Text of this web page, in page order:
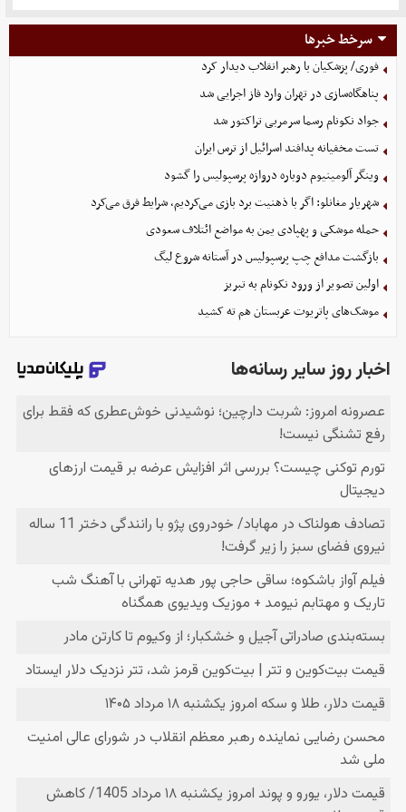
سرخط خبرها
فوری/ پزشکیان با رهبر انقلاب دیدار کرد
پناهگاه‌سازی در تهران وارد فاز اجرایی شد
جواد نکونام رسما سرمربی تراکتور شد
تست مخفیانه پدافند اسرائیل از ترس ایران
وینگر آلومینیوم دوباره دروازه پرسپولیس را گشود
شهریار مغانلو: اگر با ذهنیت برد بازی می‌کردیم، شرایط فرق می‌کرد
حمله موشکی و پهپادی یمن به مواضع ائتلاف سعودی
بازگشت مدافع چپ پرسپولیس در آستانه شروع لیگ
اولین تصویر از ورود نکونام به تبریز
موشک‌های پاتریوت عربستان هم ته‌ کشید